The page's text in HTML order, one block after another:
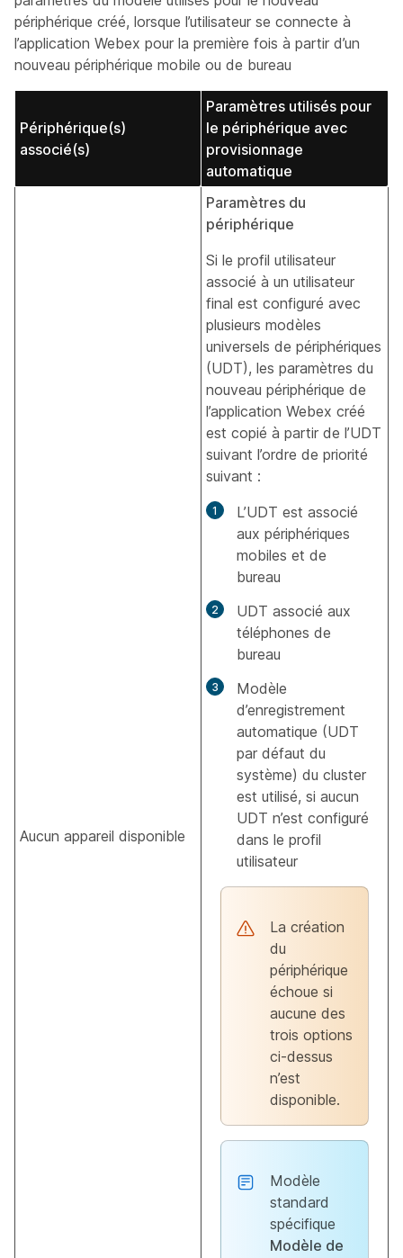
périphérique créé, lorsque l’utilisateur se connecte à
l’application Webex pour la première fois à partir d’un
nouveau périphérique mobile ou de bureau
Périphérique(s)
associé(s)
Paramètres utilisés pour
le périphérique avec
provisionnage
automatique
Aucun appareil disponible
Paramètres du
périphérique
Si le profil utilisateur
associé à un utilisateur
final est configuré avec
plusieurs modèles
universels de périphériques
(UDT), les paramètres du
nouveau périphérique de
l’application Webex créé
est copié à partir de l’UDT
suivant l’ordre de priorité
suivant :
L’UDT est associé
aux périphériques
mobiles et de
bureau
UDT associé aux
téléphones de
bureau
Modèle
d’enregistrement
automatique (UDT
par défaut du
système) du cluster
est utilisé, si aucun
UDT n’est configuré
dans le profil
utilisateur
La création
du
périphérique
échoue si
aucune des
trois options
ci-dessus
n’est
disponible.
Modèle
standard
spécifique
Modèle de